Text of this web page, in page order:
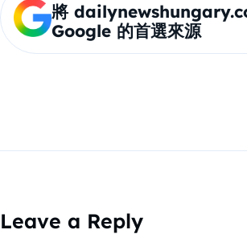
將
Google 的首選來源
Leave a Reply